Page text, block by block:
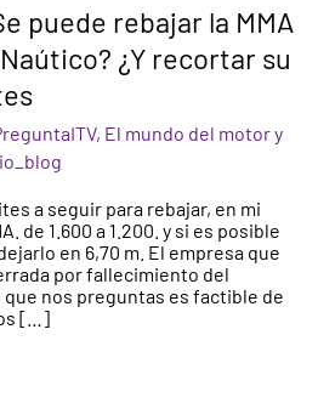
puede rebajar la MMA
¿Y recortar su
, El mundo del motor y
a seguir para rebajar, en mi
de 1.600 a 1.200. y si es posible
en 6,70 m. El empresa que
por fallecimiento del
nos preguntas es factible de
[…]